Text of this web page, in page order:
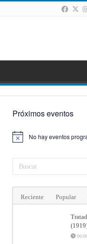
Próximos eventos
Aviso No hay eventos
Reciente Popular
06/